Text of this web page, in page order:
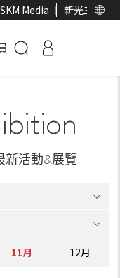
SKM Media 新光三越官
新活動&展覽
11月 12月